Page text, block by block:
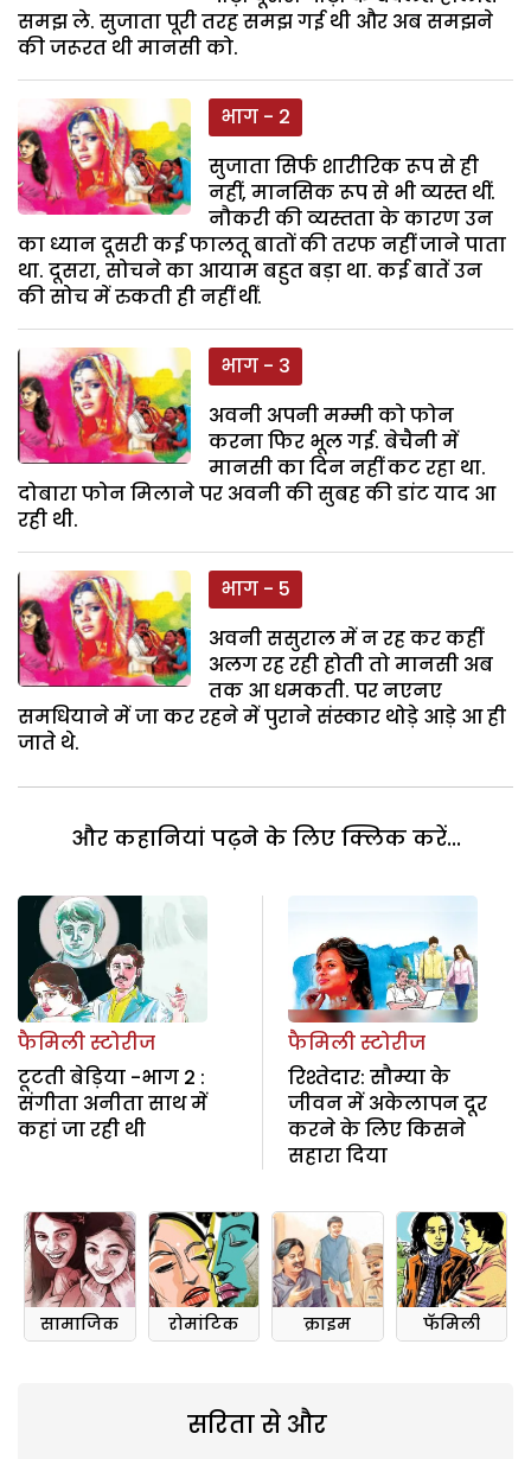
समझ ले. सुजाता पूरी तरह समझ गई थी और अब समझने
की जरूरत थी मानसी को.
भाग - 2
सुजाता सिर्फ शारीरिक रूप से ही
नहीं, मानसिक रूप से भी व्यस्त थीं.
नौकरी की व्यस्तता के कारण उन
का ध्यान दूसरी कई फालतू बातों की तरफ नहीं जाने पाता
था. दूसरा, सोचने का आयाम बहुत बड़ा था. कई बातें उन
की सोच में रुकती ही नहीं थीं.
भाग - 3
अवनी अपनी मम्मी को फोन
करना फिर भूल गई. बेचैनी में
मानसी का दिन नहीं कट रहा था.
दोबारा फोन मिलाने पर अवनी की सुबह की डांट याद आ
रही थी.
भाग - 5
अवनी ससुराल में न रह कर कहीं
अलग रह रही होती तो मानसी अब
तक आ धमकती. पर नएनए
समधियाने में जा कर रहने में पुराने संस्कार थोड़े आड़े आ ही
जाते थे.
और कहानियां पढ़ने के लिए क्लिक करें...
फैमिली स्टोरीज
टूटती बेड़िया -भाग 2 :
संगीता अनीता साथ में
कहां जा रही थी
फैमिली स्टोरीज
रिश्तेदार: सौम्या के
जीवन में अकेलापन दूर
करने के लिए किसने
सहारा दिया
सामाजिक रोमांटिक क्राइम फॅमिली
सरिता से और